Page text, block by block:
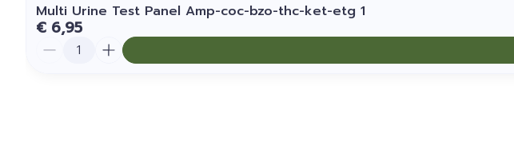
Multi Urine Test Panel Amp-coc-bzo-thc-ket-etg 1
€ 6,95